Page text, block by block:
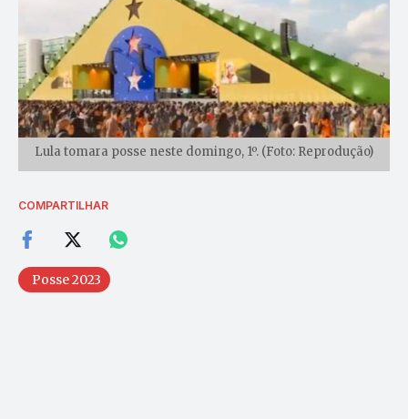
Lula tomara posse neste domingo, 1º. (Foto: Reprodução)
COMPARTILHAR
Posse 2023